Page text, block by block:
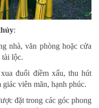
:
nhà, văn phòng hoặc cửa
tài lộc.
đuổi điềm xấu, thu hút
viên mãn, hạnh phúc.
đặt trong các góc phong